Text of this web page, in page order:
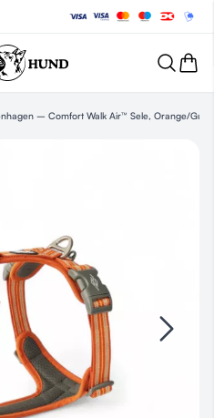
– Comfort Walk Air™ Sele, Orange/Gul